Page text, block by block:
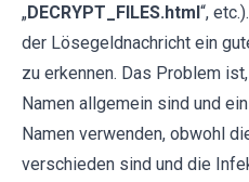
„DECRYPT_FILES.html“,
der Lösegeldnachricht ein
zu erkennen. Das Problem
Namen allgemein sind und
Namen verwenden, obwohl
verschieden sind und die